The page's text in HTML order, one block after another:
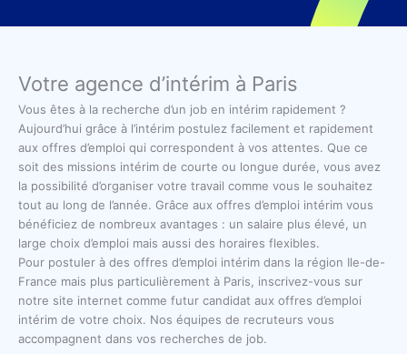
Votre agence d’intérim à Paris
Vous êtes à la recherche d’un job en intérim rapidement ?
Aujourd’hui grâce à l’intérim postulez facilement et rapidement
aux offres d’emploi qui correspondent à vos attentes. Que ce
soit des missions intérim de courte ou longue durée, vous avez
la possibilité d’organiser votre travail comme vous le souhaitez
tout au long de l’année. Grâce aux offres d’emploi intérim vous
bénéficiez de nombreux avantages : un salaire plus élevé, un
large choix d’emploi mais aussi des horaires flexibles.
Pour postuler à des offres d’emploi intérim dans la région Ile-de-
France mais plus particulièrement à Paris, inscrivez-vous sur
notre site internet comme futur candidat aux offres d’emploi
intérim de votre choix. Nos équipes de recruteurs vous
accompagnent dans vos recherches de job.